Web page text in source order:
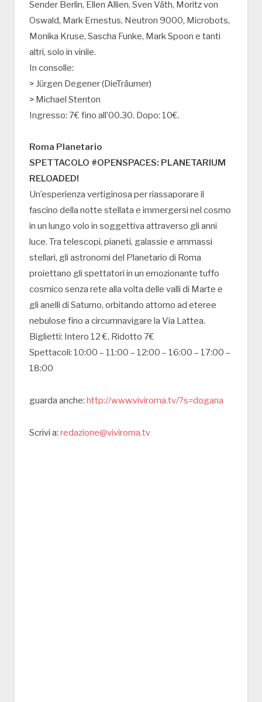
Sender Berlin, Ellen Allien, Sven Väth, Moritz von
Oswald, Mark Ernestus, Neutron 9000, Microbots,
Monika Kruse, Sascha Funke, Mark Spoon e tanti
altri, solo in vinile.
In consolle:
> Jürgen Degener (DieTräumer)
> Michael Stenton
Ingresso: 7€ fino all’00.30. Dopo: 10€.
Roma Planetario
SPETTACOLO #OPENSPACES: PLANETARIUM
RELOADED!
Un’esperienza vertiginosa per riassaporare il
fascino della notte stellata e immergersi nel cosmo
in un lungo volo in soggettiva attraverso gli anni
luce. Tra telescopi, pianeti, galassie e ammassi
stellari, gli astronomi del Planetario di Roma
proiettano gli spettatori in un emozionante tuffo
cosmico senza rete alla volta delle valli di Marte e
gli anelli di Saturno, orbitando attorno ad eteree
nebulose fino a circumnavigare la Via Lattea.
Biglietti: Intero 12 €, Ridotto 7€
Spettacoli: 10:00 – 11:00 – 12:00 – 16:00 – 17:00 –
18:00
guarda anche: http://www.viviroma.tv/?s=dogana
Scrivi a: redazione@viviroma.tv